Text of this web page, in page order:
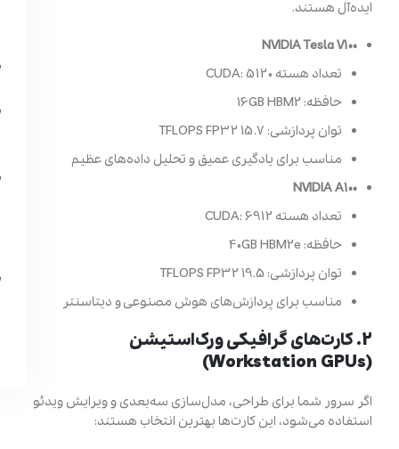
ایده‌آل هستند.
NVIDIA Tesla V100
تعداد هسته CUDA: 5120
حافظه: 16GB HBM2
توان پردازشی: 15.7 TFLOPS FP32
مناسب برای یادگیری عمیق و تحلیل داده‌های عظیم
NVIDIA A100
تعداد هسته CUDA: 6912
حافظه: 40GB HBM2e
توان پردازشی: 19.5 TFLOPS FP32
مناسب برای پردازش‌های هوش مصنوعی و دیتاسنتر
2. کارت‌های گرافیکی ورک‌استیشن
(Workstation GPUs)
اگر سرور شما برای طراحی، مدل‌سازی سه‌بعدی و ویرایش ویدئو
استفاده می‌شود، این کارت‌ها بهترین انتخاب هستند: